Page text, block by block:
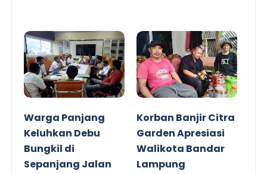
Warga Panjang
Keluhkan Debu
Bungkil di
Sepanjang Jalan
Korban Banjir Citra
Garden Apresiasi
Walikota Bandar
Lampung